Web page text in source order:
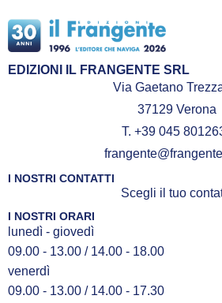
EDIZIONI IL FRANGENTE SRL
Via Gaetano
37129 Verona
T. +39 045
I NOSTRI CONTATTI
Scegli il tuo
I NOSTRI ORARI
lunedì - giovedì
09.00 - 13.00 / 14.00 - 18.00
venerdì
09.00 - 13.00 / 14.00 - 17.30